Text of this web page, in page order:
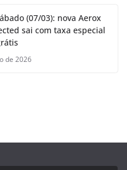
(07/03): nova Aerox
sai com taxa especial
de 2026